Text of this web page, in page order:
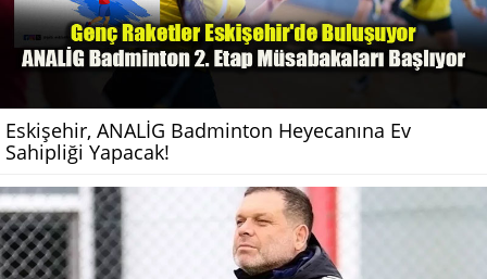
Eskişehir, ANALİG Badminton Heyecanına Ev
Sahipliği Yapacak!